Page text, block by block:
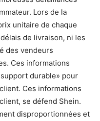
Lors de la
unitaire de chaque
de livraison, ni les
des vendeurs
Ces informations
durable» pour
Ces informations
se défend Shein.
disproportionnées et